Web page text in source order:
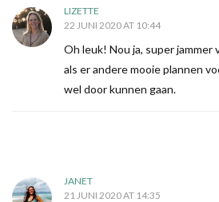
LIZETTE
22 JUNI 2020 AT 10:44
Oh leuk! Nou ja, super jammer
als er andere mooie plannen
wel door kunnen gaan.
JANET
21 JUNI 2020 AT 14:35